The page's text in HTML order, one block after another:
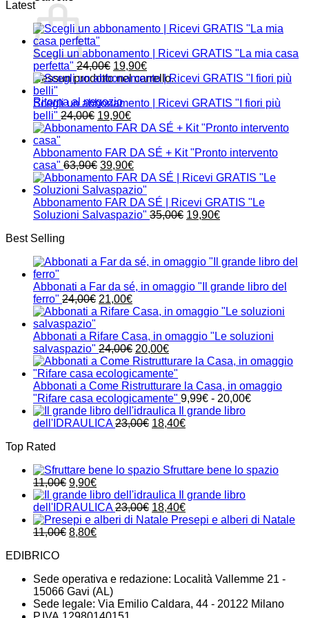
Nessun prodotto nel carrello.
Ritorna al negozio
Latest
Scegli un abbonamento | Ricevi GRATIS "La mia casa
perfetta" 24,00€ Il
prezzo
era:
24,00€.
19,90€Il
prezzo
è:
Scegli un abbonamento | Ricevi GRATIS "I fiori più
belli" 24,00€ Il
prezzo
era:
24,00€.
19,90€Il
prezzo
è:
19,90€.
Abbonamento FAR DA SÉ + Kit "Pronto intervento
casa" 63,90€ Il
prezzo
originale
era:
63,90€.
39,90€Il
prezzo
attuale
è:
39,90€.
Abbonamento FAR DA SÉ | Ricevi GRATIS "Le
Soluzioni Salvaspazio" 35,00€ Il
35,00€.
19,90€Il
19,90€.
Best Selling
Abbonati a Far da sé, in omaggio "Il grande libro del
ferro" 24,00€ Il
prezzo
era:
24,00€.
21,00€Il
prezzo
è:
21,00€.
Abbonati a Rifare Casa, in omaggio "Le soluzioni
salvaspazio" 24,00€ Il
prezzo
originale
era:
24,00€.
20,00€Il
prezzo
attuale
è:
20,00€.
Abbonati a Come Ristrutturare la Casa, in omaggio
"Rifare casa ecologicamente" 9,99€ - 20,00€Fascia
20,00€
Il grande libro
dell'IDRAULICA 23,00€ Il
23,00€.
18,40€Il
18,40€.
Top Rated
Sfruttare bene lo spazio
11,00€ Il
prezzo
originale
era:
11,00€.
9,90€Il
prezzo
attuale
è:
9,90€.
Il grande libro
dell'IDRAULICA 23,00€ Il
prezzo
18,40€Il
prezzo
Presepi e alberi di Natale
11,00€ Il
11,00€.
8,80€Il
8,80€.
EDIBRICO
Sede operativa e redazione: Località Vallemme 21 -
15066 Gavi (AL)
Sede legale: Via Emilio Caldara, 44 - 20122 Milano